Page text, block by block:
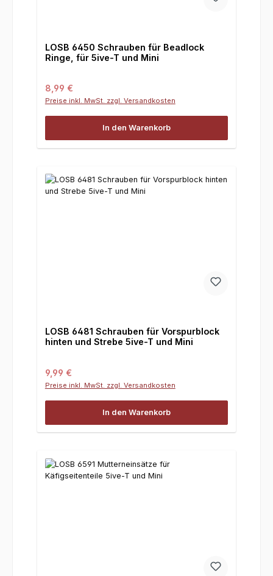
LOSB 6450 Schrauben für Beadlock
Ringe, für 5ive-T und Mini
Regulärer Preis:
8,99 €
Preise inkl. MwSt. zzgl. Versandkosten
In den Warenkorb
LOSB 6481 Schrauben für Vorspurblock
hinten und Strebe 5ive-T und Mini
Regulärer Preis:
9,99 €
Preise inkl. MwSt. zzgl. Versandkosten
In den Warenkorb